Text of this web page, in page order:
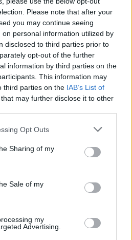
Please note that after your
you may continue seeing
personal information utilized by
disclosed to third parties prior to
opt-out of the further
information by third parties on the
This information may
third parties on the IAB’s List of
that may further disclose it to other
app uses one or more Google
behaviour. You may click to
and its third-party tags to
purposes in below Google
Opt Outs
Sharing of my
Sale of my
my
Advertising.
Σάββατο λόγω των